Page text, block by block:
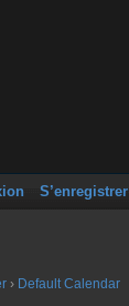
S’enregistrer
› Default Calendar